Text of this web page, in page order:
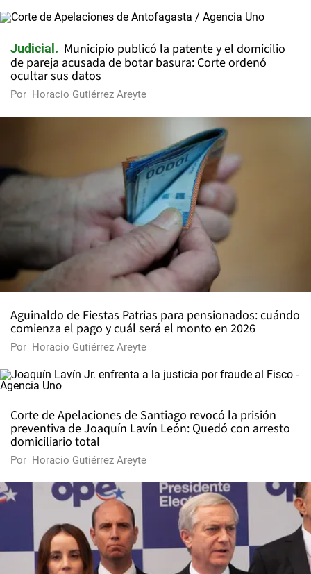
Judicial
Municipio publicó la patente y el domicilio
de pareja acusada de botar basura: Corte ordenó
ocultar sus datos
Por Horacio Gutiérrez Areyte
Aguinaldo de Fiestas Patrias para pensionados: cuándo
comienza el pago y cuál será el monto en 2026
Por Horacio Gutiérrez Areyte
Corte de Apelaciones de Santiago revocó la prisión
preventiva de Joaquín Lavín León: Quedó con arresto
domiciliario total
Por Horacio Gutiérrez Areyte